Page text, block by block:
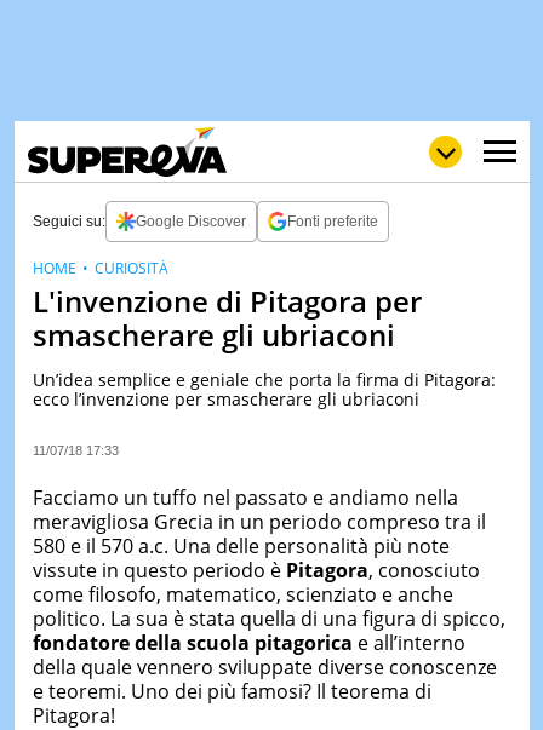
LOL
VIDEO
QUIZ
TEST
&
Seguici su: Google Discover Fonti preferite
L'invenzione di Pitagora per
smascherare gli ubriaconi
Un’idea semplice e geniale che porta la firma di Pitagora:
ecco l’invenzione per smascherare gli ubriaconi
11/07/18 17:33
HOME CURIOSITÀ
Facciamo un tuffo nel passato e andiamo nella
meravigliosa Grecia in un periodo compreso tra il
580 e il 570 a.c. Una delle personalità più note
vissute in questo periodo è Pitagora, conosciuto
come filosofo, matematico, scienziato e anche
politico. La sua è stata quella di una figura di spicco,
fondatore della scuola pitagorica e all’interno
della quale vennero sviluppate diverse conoscenze
e teoremi. Uno dei più famosi? Il teorema di
Pitagora!